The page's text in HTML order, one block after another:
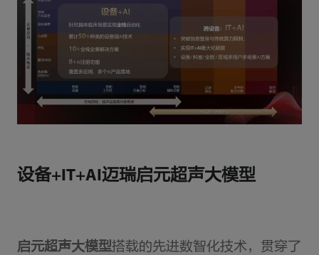
设备+IT+AI迈瑞启元超声大模型
启元超声大模型搭载的先进数智化技术，贯穿了